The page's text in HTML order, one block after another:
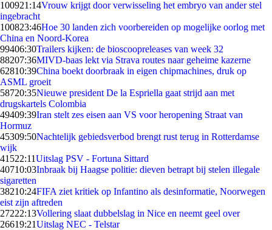
100921:14Vrouw krijgt door verwisseling het embryo van ander stel
ingebracht
100823:46Hoe 30 landen zich voorbereiden op mogelijke oorlog met
China en Noord-Korea
99406:30Trailers kijken: de bioscoopreleases van week 32
88207:36MIVD-baas lekt via Strava routes naar geheime kazerne
62810:39China boekt doorbraak in eigen chipmachines, druk op
ASML groeit
58720:35Nieuwe president De la Espriella gaat strijd aan met
drugskartels Colombia
49409:39Iran stelt zes eisen aan VS voor heropening Straat van
Hormuz
45309:50Nachtelijk gebiedsverbod brengt rust terug in Rotterdamse
wijk
41522:11Uitslag PSV - Fortuna Sittard
40710:03Inbraak bij Haagse politie: dieven betrapt bij stelen illegale
sigaretten
38210:24FIFA ziet kritiek op Infantino als desinformatie, Noorwegen
eist zijn aftreden
27222:13Vollering slaat dubbelslag in Nice en neemt geel over
26619:21Uitslag NEC - Telstar